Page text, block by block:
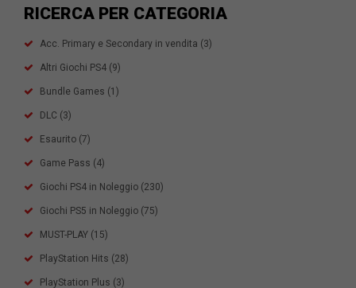
RICERCA PER CATEGORIA
Acc. Primary e Secondary in vendita (3)
Altri Giochi PS4 (9)
Bundle Games (1)
DLC (3)
Esaurito (7)
Game Pass (4)
Giochi PS4 in Noleggio (230)
Giochi PS5 in Noleggio (75)
MUST-PLAY (15)
PlayStation Hits (28)
PlayStation Plus (3)